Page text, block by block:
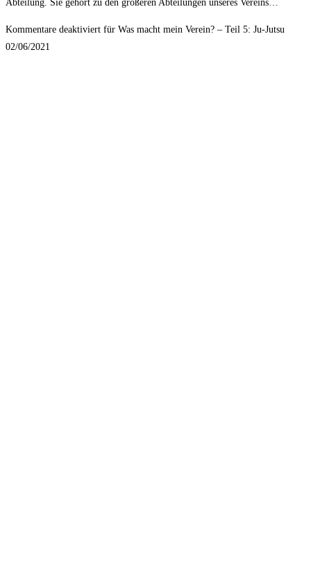
Abteilung. Sie gehört zu den größeren Abteilungen unseres Vereins…
Kommentare deaktiviert für Was macht mein Verein? – Teil 5: Ju-Jutsu
02/06/2021